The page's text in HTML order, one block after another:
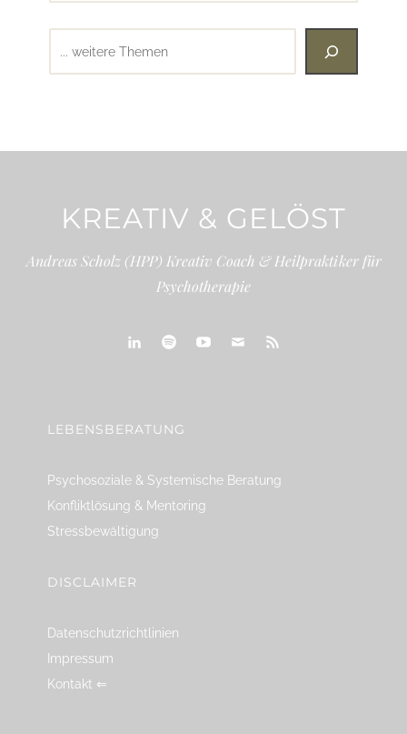
KREATIV & GELÖST
Andreas Scholz (HPP) Kreativ Coach & Heilpraktiker für
Psychotherapie
LEBENSBERATUNG
Psychosoziale & Systemische Beratung
Konfliktlösung & Mentoring
Stressbewältigung
DISCLAIMER
Datenschutzrichtlinien
Impressum
Kontakt ⇐